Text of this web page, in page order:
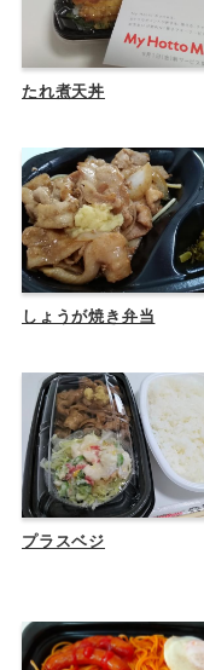
たれ煮天丼
しょうが焼き弁当
プラスベジ